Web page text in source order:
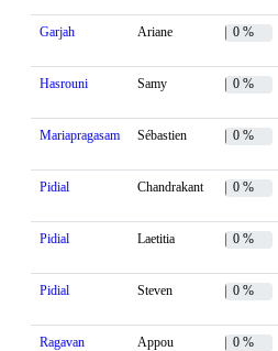
Garjah Ariane 0 %
Hasrouni Samy 0 %
Mariapragasam Sébastien 0 %
Pidial Chandrakant 0 %
Pidial Laetitia 0 %
Pidial Steven 0 %
Ragavan Appou 0 %